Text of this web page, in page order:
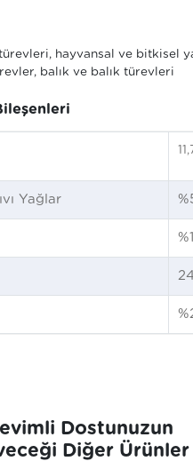
hayvansal ve bitkisel
balık ve balık türevleri
Yağlar
Dostunuzun
Diğer Ürünler